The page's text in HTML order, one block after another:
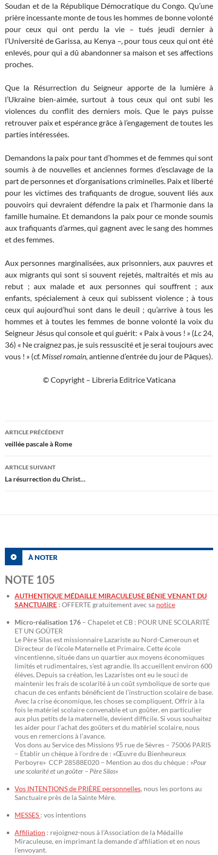
Soudan et de la République Démocratique du Congo. Qu’une
prière incessante monte de tous les hommes de bonne volonté
pour ceux qui ont perdu la vie – tués jeudi dernier à
l’Université de Garissa, au Kenya –, pour tous ceux qui ont été
enlevés, pour qui a dû abandonner sa maison et ses affections
proches.
Que la Résurrection du Seigneur apporte de la lumière à
l’Ukraine bien-aimée, surtout à tous ceux qui ont subi les
violences du conflit des derniers mois. Que le pays puisse
retrouver paix et espérance grâce à l’engagement de toutes les
parties intéressées.
Demandons la paix pour tant d’hommes et de femmes qui sont
soumis à de nouvelles et anciennes formes d’esclavage de la
part de personnes et d’organisations criminelles. Paix et liberté
pour les victimes des trafiquants de drogue, souvent liés aux
pouvoirs qui devraient défendre la paix et l’harmonie dans la
famille humaine. Et demandons la paix pour ce monde soumis
aux trafiquants d’armes, qui gagnent avec le sang des hommes
et des femmes.
Aux personnes marginalisées, aux prisonniers, aux pauvres et
aux migrants qui sont si souvent rejetés, maltraités et mis au
rebut ; aux malade et aux personnes qui souffrent ; aux
enfants, spécialement à ceux qui subissent violence ; à tous
ceux qui aujourd’hui sont dans le deuil ; qu’arrive à tous les
hommes et à toutes les femmes de bonne volonté la voix du
Seigneur Jésus qui console et qui guérit: « Paix à vous ! » (Lc 24,
36) « Ne craignez pas, je suis ressuscité et je serai toujours avec
vous ! » (cf. Missel romain, antienne d’entrée du jour de Pâques).
© Copyright – Libreria Editrice Vaticana
Navigation
des
articles
ARTICLE PRÉCÉDENT
veillée pascale à Rome
ARTICLE SUIVANT
La résurrection du Christ…
À NOTER
NOTE 105
AUTHENTIQUE MÉDAILLE MIRACULEUSE BÉNIE VENANT DU
SANCTUAIRE : OFFERTE gratuitement avec sa notice
Micro-réalisation 176 – Chapelet et CB : POUR UNE SCOLARITÉ
ET UN GOÛTER
Le Père Silas est missionnaire Lazariste au Nord-Cameroun et
Directeur de l’école Maternelle et Primaire. Cette école
vincentienne, située dans un quartier aux moyens économiques
limités et rudimentaires, s’est agrandie. Ils accueillent environ 600
élèves. Depuis sa création, les Lazaristes ont eu le souci de
maintenir les frais de scolarité à un coût symbolique de sorte que
chacun de ces enfants bénéficient de l’instruction scolaire de base.
Avec la crise économique, les choses se compliquent. Offrir à la
fois le matériel scolaire convenable et un goûter, en particulier
aux plus petits de la maternelle, devient difficile. Si vous souhaitez
les aider pour l’achat des goûters et du matériel scolaire, nous
vous en remercions à l’avance.
Vos dons au Service des Missions 95 rue de Sèvres – 75006 PARIS
– Établir un chèque à l’ordre de : «Œuvre du Bienheureux
Perboyre» CCP 28588E020 – Mention au dos du chèque : »Pour
une scolarité et un goûter – Père Silas«
Vos INTENTIONS de PRIÈRE personnelles, nous les portons au
Sanctuaire près de la Sainte Mère.
MESSES : vos intentions
Affiliation : rejoignez-nous à l’Association de la Médaille
Miraculeuse, en imprimant la demande d’affiliation et en nous
l’envoyant.